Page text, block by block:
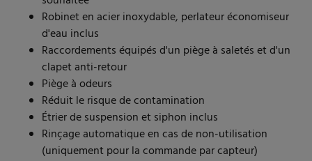
Robinet en acier inoxydable, perlateur économiseur
d'eau inclus
Raccordements équipés d'un piège à saletés et d'un
clapet anti-retour
Piège à odeurs
Réduit le risque de contamination
Étrier de suspension et siphon inclus
Rinçage automatique en cas de non-utilisation
(uniquement pour la commande par capteur)